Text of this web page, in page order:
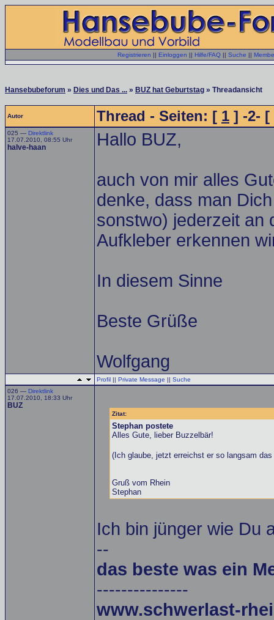
Registrieren || Einloggen || Hilfe/FAQ || Suche ||
Hansebubeforum » Dies und Das ... » BUZ hat Geburtstag » Threadansicht
Autor Thread - Seiten: [ 1 ] -2- [
025 — Direktlink
17.07.2010, 08:55 Uhr
halve-haan Hallo BUZ,
auch von mir alles
denke, dass man
sonstwo) jederzeit an
Aufkleber erkennen
In diesem Sinne
Beste Grüße
Wolfgang
Profil || Private Message || Suche
026 — Direktlink
17.07.2010, 18:33 Uhr
BUZ
Zitat:
Stephan postete
Alles Gute, lieber Buzzelbär!
(Ich glaube, jetzt erreichst er so langsam
Gruß vom Rhein
Stephan
Ich bin jünger wie Du
--
das beste was ein
---------------
www.schwerlast-